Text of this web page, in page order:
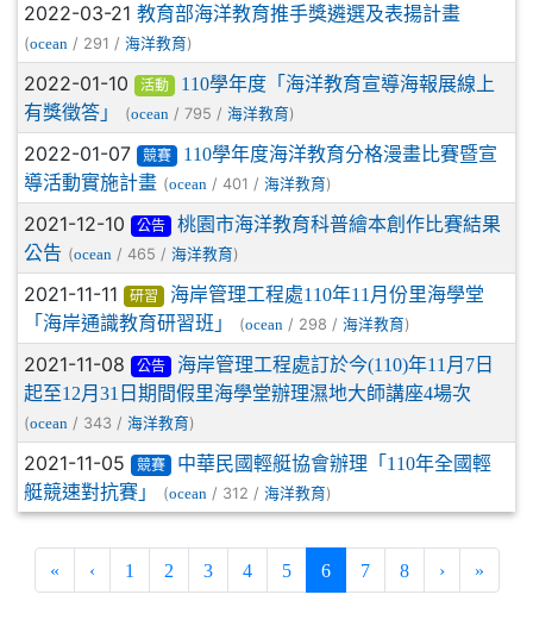
2022-03-21 教育部海洋教育推手獎遴選及表揚計畫
(ocean / 291 / 海洋教育)
2022-01-10 活動
110學年度「海洋教育宣導海報展線上
有獎徵答」
(ocean / 795 / 海洋教育)
2022-01-07 競賽
110學年度海洋教育分格漫畫比賽暨宣
導活動實施計畫 (ocean / 401 / 海洋教育)
2021-12-10 公告
桃園市海洋教育科普繪本創作比賽結果
公告 (ocean / 465 / 海洋教育)
2021-11-11 研習
海岸管理工程處110年11月份里海學堂
「海岸通識教育研習班」
(ocean / 298 / 海洋教育)
2021-11-08 公告
海岸管理工程處訂於今(110)年11月7日
起至12月31日期間假里海學堂辦理濕地大師講座4場次
(ocean / 343 / 海洋教育)
2021-11-05 競賽
中華民國輕艇協會辦理「110年全國輕
艇競速對抗賽」
(ocean / 312 / 海洋教育)
« ‹ 1 2 3 4 5 6(current)
7 8 › »